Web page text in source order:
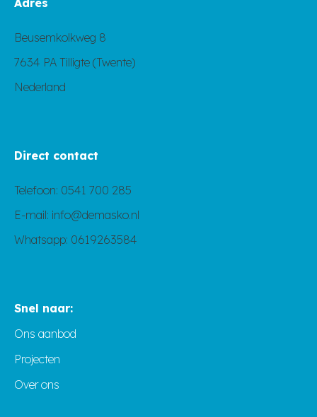
Beusemkolkweg 8
7634 PA Tilligte (Twente)
Nederland
Direct contact
Telefoon: 0541 700 285
E-mail: info@demasko.nl
Whatsapp: 0619263584
Snel naar:
Ons aanbod
Projecten
Over ons